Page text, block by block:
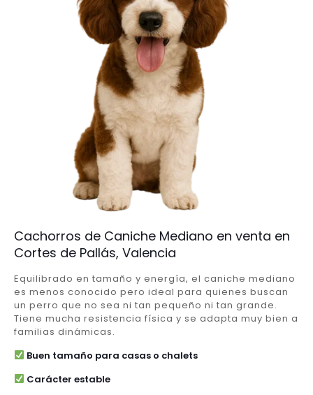
Cachorros de Caniche Mediano en venta en
Cortes de Pallás, Valencia
Equilibrado en tamaño y energía, el caniche mediano
es menos conocido pero ideal para quienes buscan
un perro que no sea ni tan pequeño ni tan grande.
Tiene mucha resistencia física y se adapta muy bien a
familias dinámicas.
Buen tamaño para casas o chalets
Carácter estable